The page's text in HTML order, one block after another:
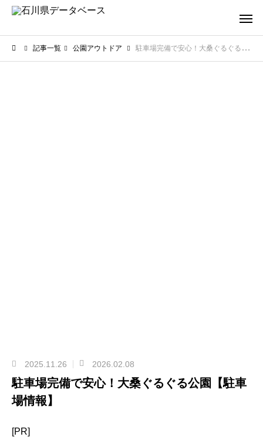
記事一覧 公園アウトドア 駐車場完備で安心！大桑ぐるぐる公園【駐車場情報】
2025.11.26 2026.02.08
駐車場完備で安心！大桑ぐるぐる公園【駐車
場情報】
[PR]